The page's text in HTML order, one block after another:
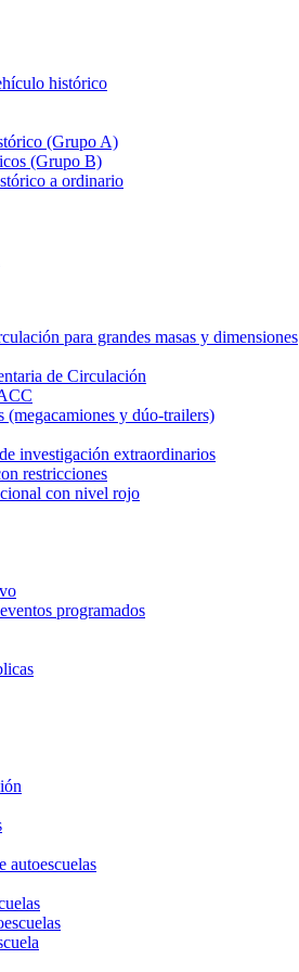
histórico
(Grupo A)
(Grupo B)
a ordinario
para grandes masas y dimensiones
de Circulación
y dúo-trailers)
investigación extraordinarios
restricciones
con nivel rojo
programados
autoescuelas